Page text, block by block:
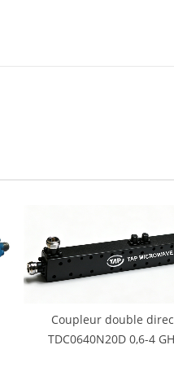
Coupleur double
TDC0640N20D 0,6-4